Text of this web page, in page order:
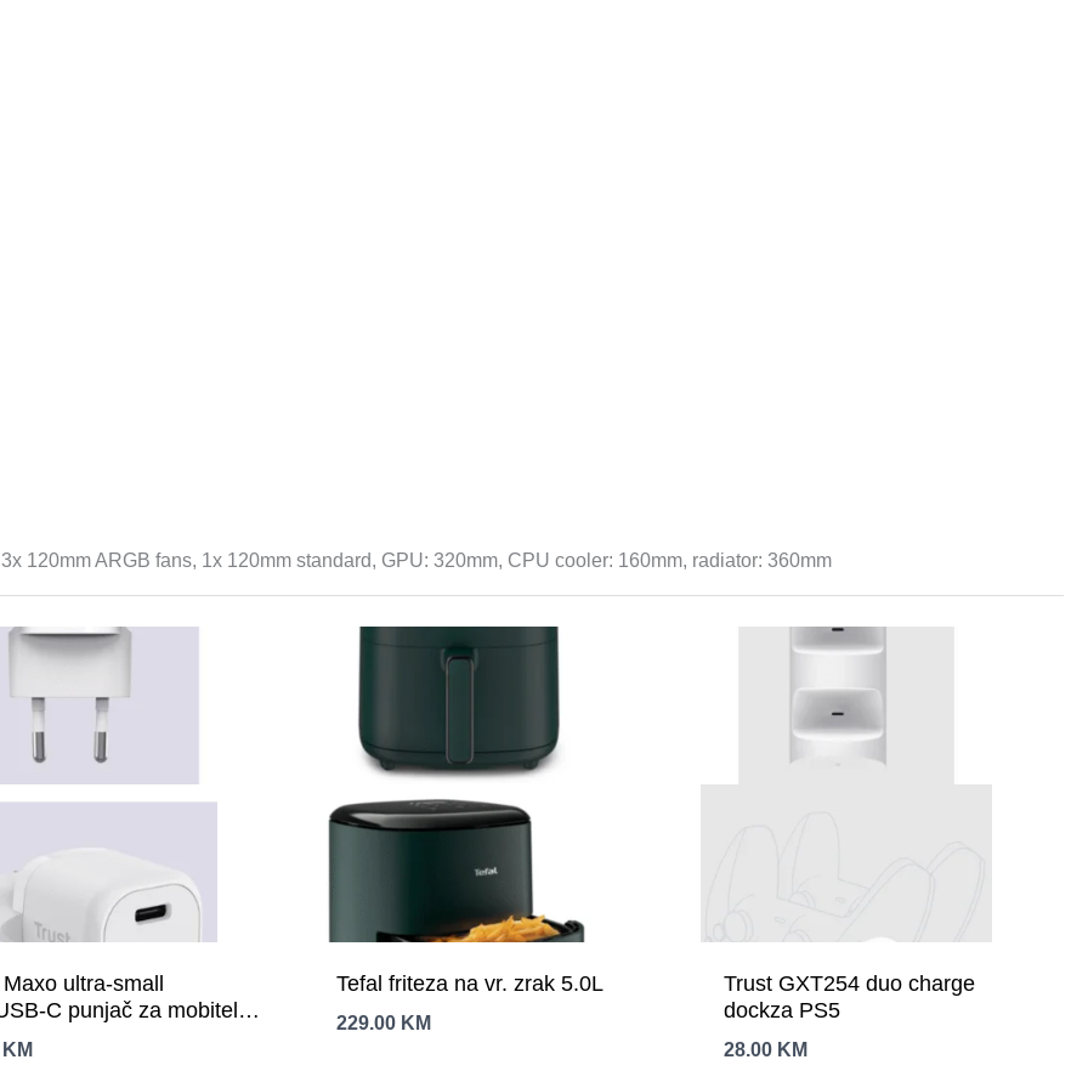
120mm ARGB fans, 1x 120mm standard, GPU: 320mm, CPU cooler: 160mm, radiator: 360mm
ultra-small
C punjač za mobitele
bijeli
KM
Tefal friteza na vr. zrak 5.0L
229.00 KM
Trust GXT254 duo charge
dockza PS5
28.00 KM